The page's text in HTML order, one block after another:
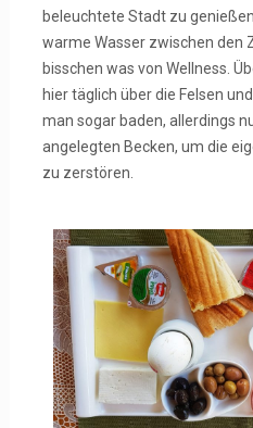
beleuchtete Stadt zu
warme Wasser zwischen den
bisschen was von Wellness.
hier täglich über die Felsen
man sogar baden, allerdings
angelegten Becken, um die
zu zerstören.